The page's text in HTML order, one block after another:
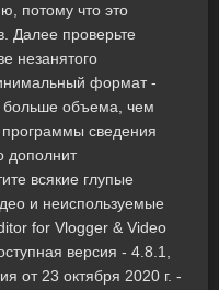
потому что это
Далее проверьте
незанятого
формат -
больше объема, чем
сведения
дополнит
всякие глупые
и неиспользуемые
for Vlogger & Video
версия - 4.8.1,
от 23 октября 2020 г. -